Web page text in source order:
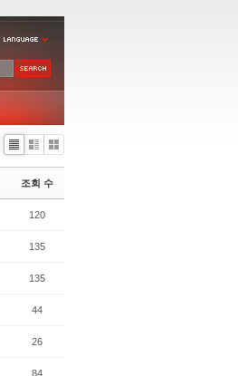
Li
Zi
e
G
le
조회 수
120
135
135
44
26
84